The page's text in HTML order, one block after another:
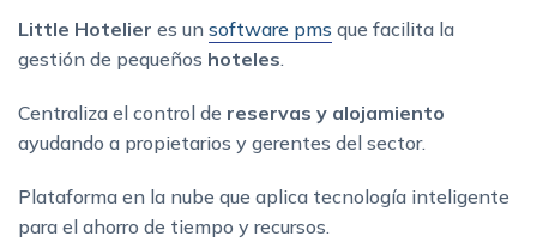
Little Hotelier es un software pms que facilita la
gestión de pequeños hoteles.
Centraliza el control de reservas y alojamiento
ayudando a propietarios y gerentes del sector.
Plataforma en la nube que aplica tecnología inteligente
para el ahorro de tiempo y recursos.